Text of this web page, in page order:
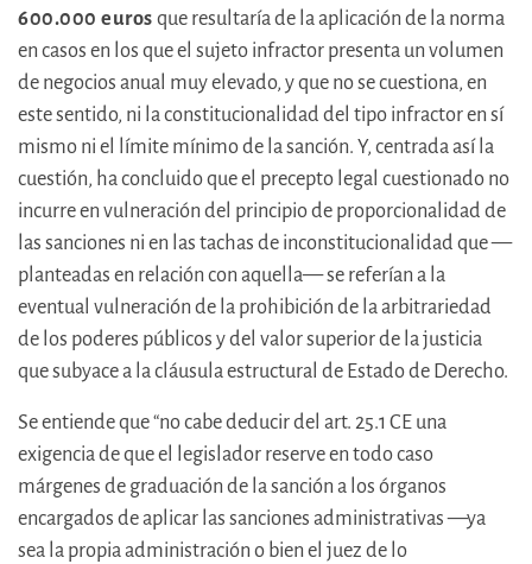
600.000 euros que resultaría de la aplicación de la norma
en casos en los que el sujeto infractor presenta un volumen
de negocios anual muy elevado, y que no se cuestiona, en
este sentido, ni la constitucionalidad del tipo infractor en sí
mismo ni el límite mínimo de la sanción. Y, centrada así la
cuestión, ha concluido que el precepto legal cuestionado no
incurre en vulneración del principio de proporcionalidad de
las sanciones ni en las tachas de inconstitucionalidad que —
planteadas en relación con aquella— se referían a la
eventual vulneración de la prohibición de la arbitrariedad
de los poderes públicos y del valor superior de la justicia
que subyace a la cláusula estructural de Estado de Derecho.
Se entiende que “no cabe deducir del art. 25.1 CE una
exigencia de que el legislador reserve en todo caso
márgenes de graduación de la sanción a los órganos
encargados de aplicar las sanciones administrativas —ya
sea la propia administración o bien el juez de lo